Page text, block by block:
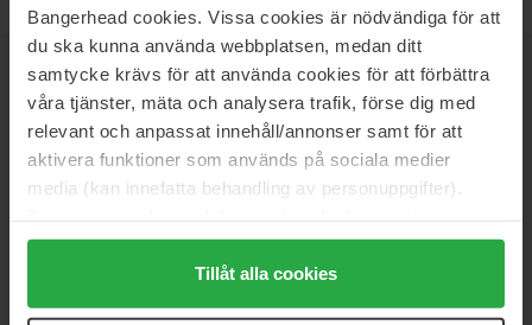
Bangerhead cookies. Vissa cookies är nödvändiga för att
du ska kunna använda webbplatsen, medan ditt
samtycke krävs för att använda cookies för att förbättra
våra tjänster, mäta och analysera trafik, förse dig med
relevant och anpassat innehåll/annonser samt för att
aktivera funktioner som används på sociala medier
media (kan innefatta behandling av personuppgifter).
Genom att trycka på "Tillåt alla cookies" accepterar du
alla cookies, medan du under "Detaljer" kan anpassa
användningen av cookies. Du kan när som helst återkalla
Tillåt alla cookies
NYHETSBREVVÆR FØRST UTE
de siste trendene, tipsene og eksklusive tilbud!